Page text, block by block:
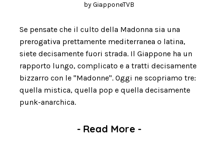
byGiapponeTVB
Se pensate che il culto della Madonna sia una
prerogativa prettamente mediterranea o latina,
siete decisamente fuori strada. Il Giappone ha un
rapporto lungo, complicato e a tratti decisamente
bizzarro con le "Madonne". Oggi ne scopriamo tre:
quella mistica, quella pop e quella decisamente
punk-anarchica.
- Read More -